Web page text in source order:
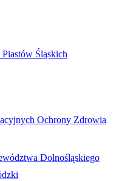
Śląskich
Ochrony Zdrowia
Dolnośląskiego